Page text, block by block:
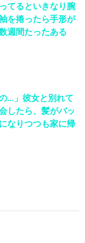
てるといきなり腕
を捲ったら手形が
週間たったある
…」彼女と別れて
したら、髪がバッ
なりつつも家に帰